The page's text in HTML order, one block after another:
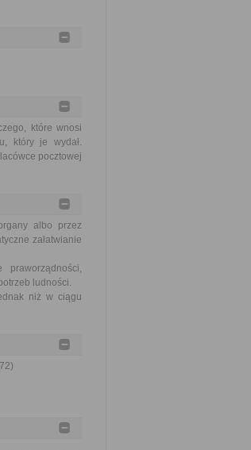
które wnosi
który je wydał.
pocztowej
albo przez
załatwianie
ludności.
niż w ciągu